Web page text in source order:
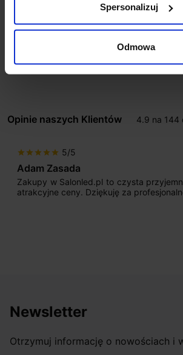
Spersonalizuj
Odmowa
Pokazano 1-5 z 5
Opinie naszych Klientów 4.9 na 144
star star star star star 5/5
Adam Zasada
Zakupy w Salonled.pl to czysta
atrakcyjne ceny. Dziękuję za
Newsletter
Otrzymuj informację o nowościach i